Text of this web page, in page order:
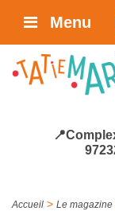
Menu
Accueil > Le magazine